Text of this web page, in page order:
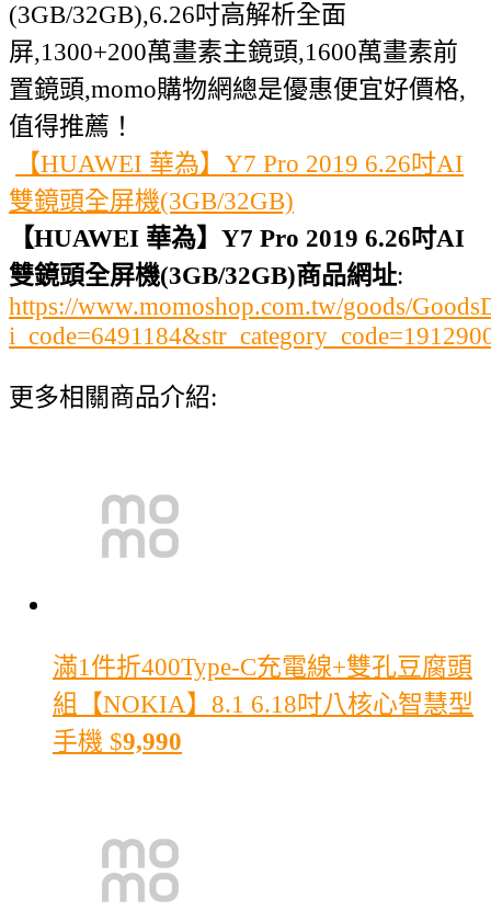
(3GB/32GB),6.26吋高解析全面
屏,1300+200萬畫素主鏡頭,1600萬畫素前
置鏡頭,momo購物網總是優惠便宜好價格,
值得推薦！
【HUAWEI 華為】Y7 Pro 2019 6.26吋AI
雙鏡頭全屏機(3GB/32GB)
【HUAWEI 華為】Y7 Pro 2019 6.26吋AI
雙鏡頭全屏機(3GB/32GB)商品網址:
https://www.momoshop.com.tw/goods/
更多相關商品介紹:
滿1件折400Type-C充電線+雙孔豆腐頭
組【NOKIA】8.1 6.18吋八核心智慧型
手機 $9,990